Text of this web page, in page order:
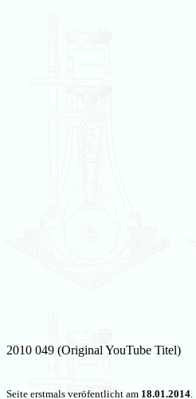
2010 049 (Original YouTube Titel)
Seite erstmals veröfentlicht am 18.01.2014.